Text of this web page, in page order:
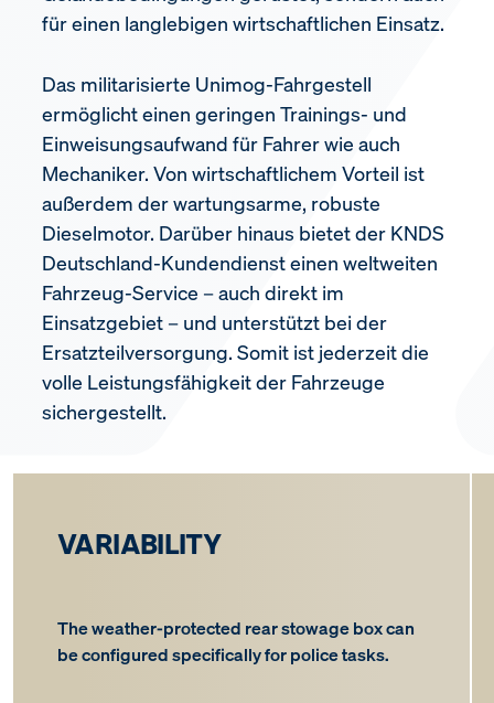
für einen langlebigen wirtschaftlichen Einsatz.
Das militarisierte Unimog-Fahrgestell
ermöglicht einen geringen Trainings- und
Einweisungsaufwand für Fahrer wie auch
Mechaniker. Von wirtschaftlichem Vorteil ist
außerdem der wartungsarme, robuste
Dieselmotor. Darüber hinaus bietet der KNDS
Deutschland-Kundendienst einen weltweiten
Fahrzeug-Service – auch direkt im
Einsatzgebiet – und unterstützt bei der
Ersatzteilversorgung. Somit ist jederzeit die
volle Leistungsfähigkeit der Fahrzeuge
sichergestellt.
VARIABILITY
The weather-protected rear stowage box can
be configured specifically for police tasks.